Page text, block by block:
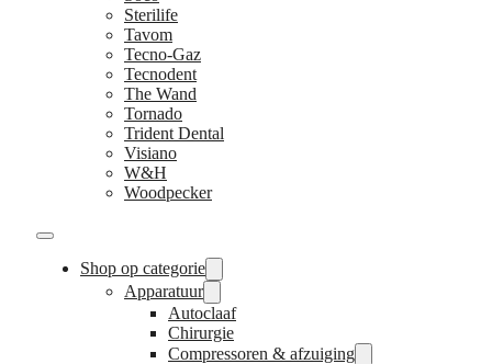
Sterilife
Tavom
Tecno-Gaz
Tecnodent
The Wand
Tornado
Trident Dental
Visiano
W&H
Woodpecker
Shop op categorie
Apparatuur
Autoclaaf
Chirurgie
Compressoren & afzuiging